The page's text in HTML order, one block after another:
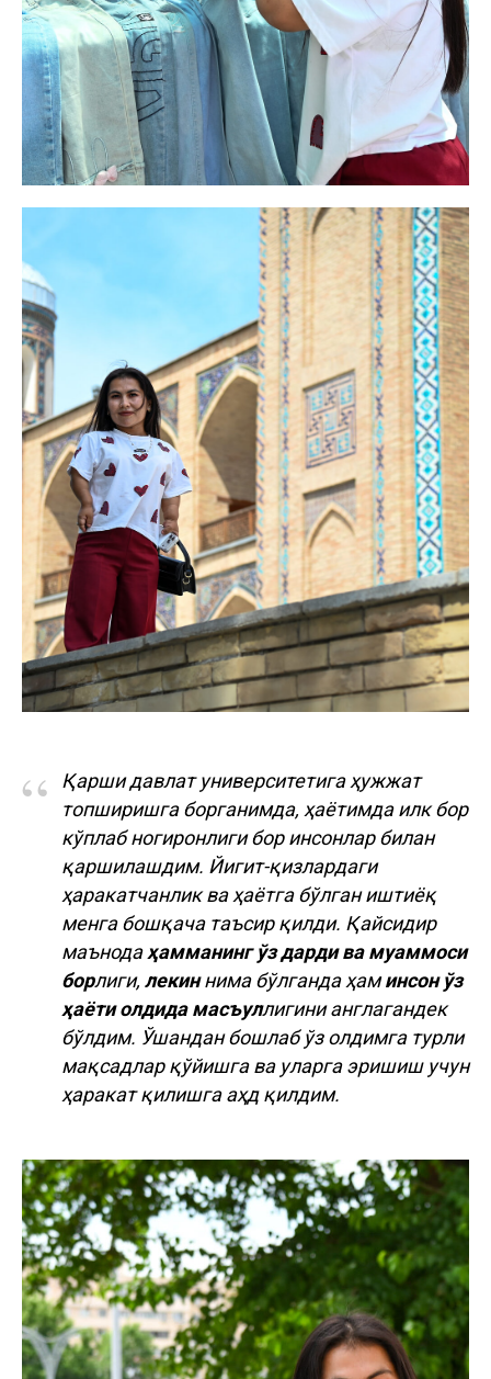
“
Қарши давлат университетига ҳужжат
топширишга борганимда, ҳаётимда илк бор
кўплаб ногиронлиги бор инсонлар билан
қаршилашдим. Йигит-қизлардаги
ҳаракатчанлик ва ҳаётга бўлган иштиёқ
менга бошқача таъсир қилди. Қайсидир
маънодаҳамманинг ўз дарди ва муаммоси
борлиги, лекиннима бўлганда ҳаминсон ўз
ҳаёти олдида масъуллигини англагандек
бўлдим. Ўшандан бошлаб ўз олдимга турли
мақсадлар қўйишга ва уларга эришиш учун
ҳаракат қилишга аҳд қилдим.